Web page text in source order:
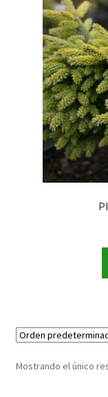
Mostrando el único